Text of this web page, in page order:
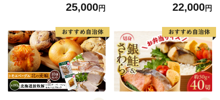
か月以内に発送】/ かつお カ
小分け 真空 冷凍 魚 魚介類
【nks101】
25,000円
メン カップラーメン 時短 即
]
22,000円